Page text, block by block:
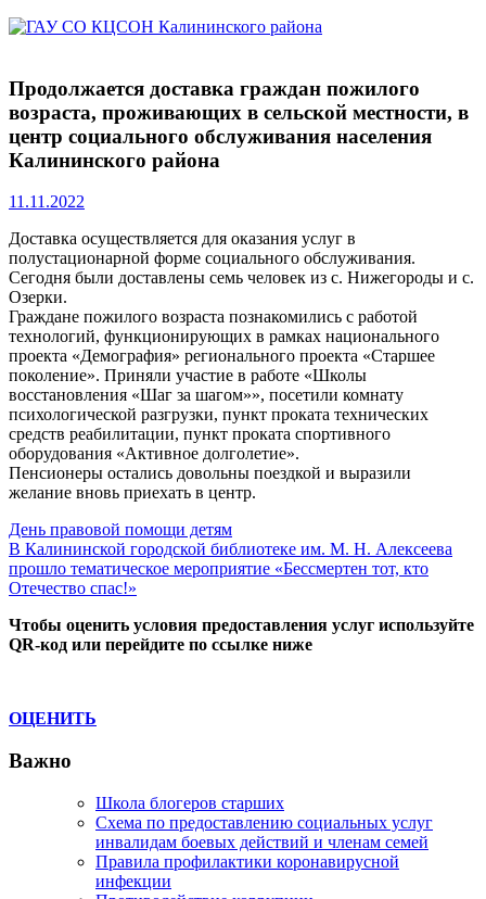
Продолжается доставка граждан пожилого
возраста, проживающих в сельской местности, в
центр социального обслуживания населения
Калининского района
11.11.2022
Доставка осуществляется для оказания услуг в
полустационарной форме социального обслуживания.
Сегодня были доставлены семь человек из с. Нижегороды и с.
Озерки.
Граждане пожилого возраста познакомились с работой
технологий, функционирующих в рамках национального
проекта «Демография» регионального проекта «Старшее
поколение». Приняли участие в работе «Школы
восстановления «Шаг за шагом»», посетили комнату
психологической разгрузки, пункт проката технических
средств реабилитации, пункт проката спортивного
оборудования «Активное долголетие».
Пенсионеры остались довольны поездкой и выразили
желание вновь приехать в центр.
Навигация
по
записям
Previous
Post:
День правовой помощи детям
Next
Post:
В Калининской городской библиотеке им. М. Н. Алексеева
прошло тематическое мероприятие «Бессмертен тот, кто
Отечество спас!»
Чтобы оценить условия предоставления услуг используйте
QR-код или перейдите по ссылке ниже
ОЦЕНИТЬ
Важно
Школа блогеров старших
Схема по предоставлению социальных услуг
инвалидам боевых действий и членам семей
Правила профилактики коронавирусной
инфекции